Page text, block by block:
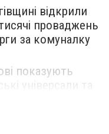
відкрили
проваджень
за комуналку
показують